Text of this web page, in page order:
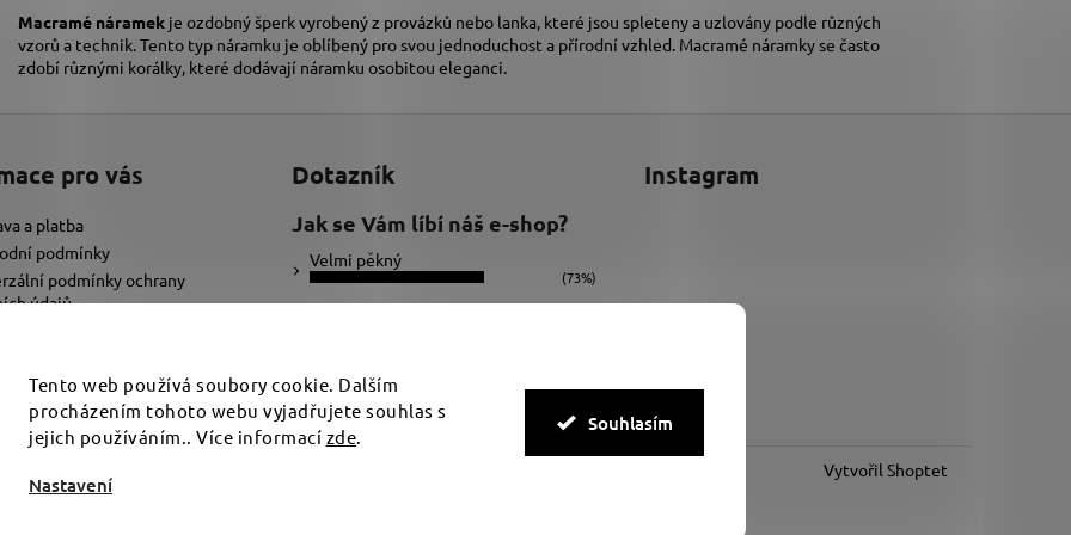
Tento web používá soubory cookie. Dalším
procházením tohoto webu vyjadřujete souhlas s
jejich používáním.. Více informací zde.
Nastavení
Souhlasím
Macramé náramek je ozdobný šperk vyrobený z provázků nebo lanka, které jsou spleteny a uzlovány podle různých
vzorů a technik. Tento typ náramku je oblíbený pro svou jednoduchost a přírodní vzhled. Macramé náramky se často
zdobí různými korálky, které dodávají náramku osobitou eleganci.
pro vás
a platba
podmínky
podmínky ochrany
údajů
text pro náramek
Dotazník
Jak se Vám líbí náš e-shop?
Velmi pěkný
(73%)
Ujde to
Počet hlasů:34
Instagram
Vytvořil Shoptet
cookies